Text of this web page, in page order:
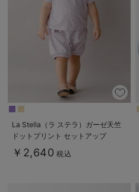
La Stella（ラ ステラ）ガーゼ天竺
ドットプリント セットアップ
￥2,640 税込